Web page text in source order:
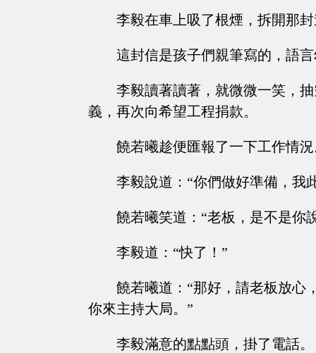
李毅在車上吸了根煙，拆開那
這封信是孩子們親筆寫的，語
李毅讀著讀著，就微微一笑，
義，再次向希望工程捐款。
饒若曦趁便匯報了一下工作情
李毅說道：“你們做好準備，我
饒若曦笑道：“老板，是不是你
李毅道：“快了！”
饒若曦道：“那好，請老板放心
你來主持大局。”
李毅滿意的點點頭，掛了電話。